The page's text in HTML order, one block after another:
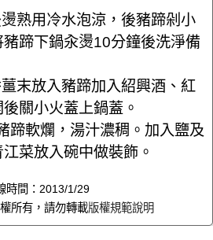
熟用冷水泡涼，後豬蹄剁小
蹄下鍋汆燙10分鐘後洗淨備
末放入豬蹄加入紹興酒、紅
關小火蓋上鍋蓋。
蹄軟爛，湯汁濃稠。加入鹽及
菜放入碗中做裝飾。
時間：2013/1/29
所有，請勿轉載版權規範說明